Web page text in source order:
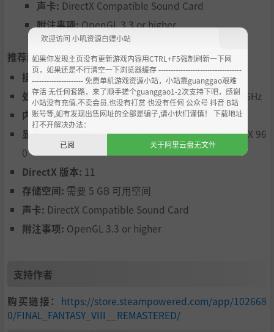
声卡: DirectX Compatible Sound Card
附注事项:OpenGL 3.3 or higher
推荐配置:
操作系统:Windows® 7 SP1 / 8.1 / 10
处理器:AMD A8-Series 3.1GHz / Intel® Core™ i5 2.8GHz
内存:4 GB RAM
显卡:
AMD Radeon™ RX 470 / NVIDIA® GeForce® GTX 96
0
DirectX 版本: 11
存储空间: 需要 5 GB 可用空间
声卡: DirectX Compatible Sound Card
附注事项: OpenGL 3.3 or higher
支持作者
购买链接： https://store.steampowered.com/app/102668
0/FINAL_FANTASY_VIII__REMASTERED/
欢迎访问 小叽资源白嫖小站
如果你发现主页没有更新游戏内容用CTRL+F5强制刷新一下网
页，如果还是不行清空一下浏览器缓存 ----------------------------------
--------------------- 免费单机游戏资源小站，小站靠guanggao艰难
存活 无任何套路，来了顺手搓个guanggao1-2次支持下吧，感谢
小站没有充值.不卖会员.也没有打赏 也没有任何 公众号 抖音 B站
账号等,如有发现出售网址的全部是骗子,请小伙们谨慎！ 下载地址
打不开解决办法：
已阅
关于阿里云盘无文件